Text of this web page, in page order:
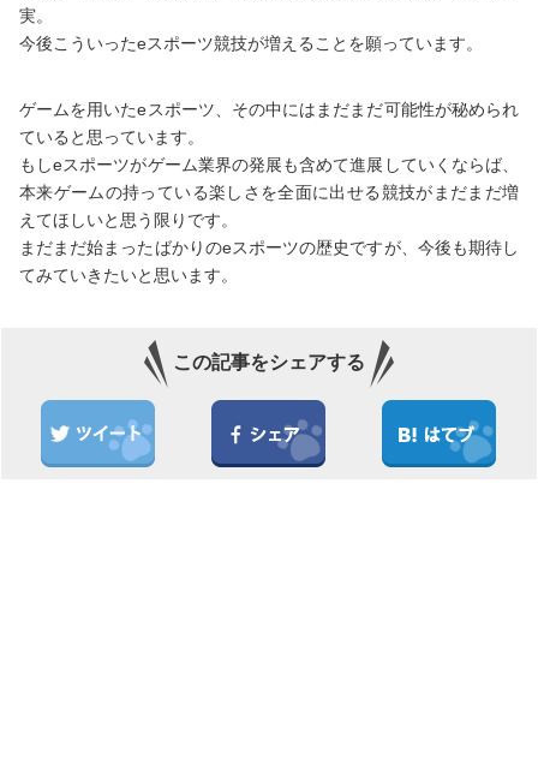
実。
今後こういったeスポーツ競技が増えることを願っています。
ゲームを用いたeスポーツ、その中にはまだまだ可能性が秘められ
ていると思っています。
もしeスポーツがゲーム業界の発展も含めて進展していくならば、
本来ゲームの持っている楽しさを全面に出せる競技がまだまだ増
えてほしいと思う限りです。
まだまだ始まったばかりのeスポーツの歴史ですが、今後も期待し
てみていきたいと思います。
この記事をシェアする